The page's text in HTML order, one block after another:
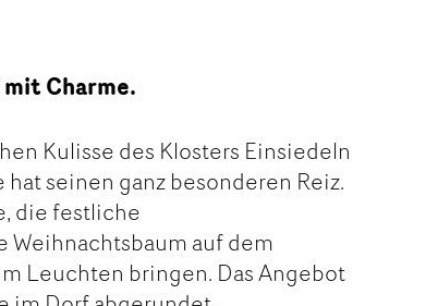
Charme.
Kulisse des Klosters Einsiedeln
seinen ganz besonderen Reiz.
die festliche
auf dem
Leuchten bringen. Das Angebot